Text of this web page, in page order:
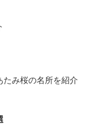
み桜の名所を紹介